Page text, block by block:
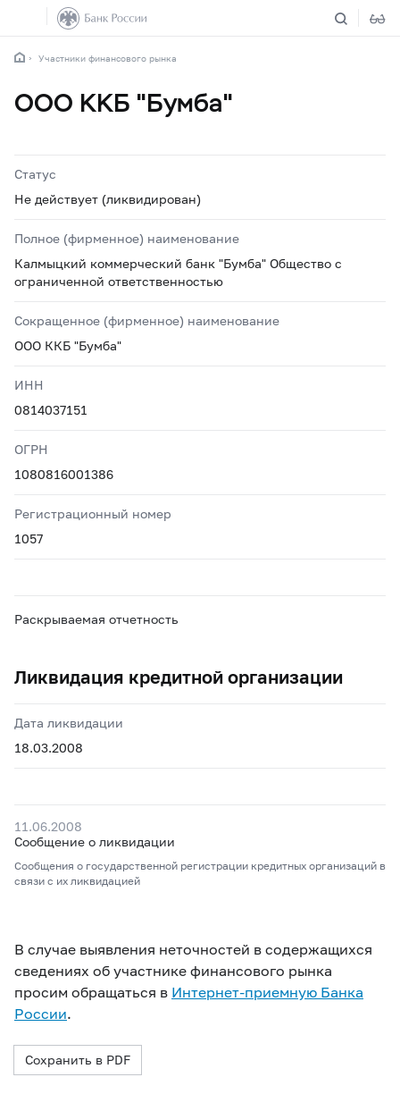
Участники финансового рынка
ООО ККБ "Бумба"
Статус
Не действует (ликвидирован)
Полное (фирменное) наименование
Калмыцкий коммерческий банк "Бумба" Общество с
ограниченной ответственностью
Сокращенное (фирменное) наименование
ООО ККБ "Бумба"
ИНН
0814037151
ОГРН
1080816001386
Регистрационный номер
1057
Раскрываемая отчетность
Ликвидация кредитной организации
Дата ликвидации
18.03.2008
11.06.2008
Сообщение о ликвидации
Сообщения о государственной регистрации кредитных организаций в
связи с их ликвидацией
В случае выявления неточностей в содержащихся
сведениях об участнике финансового рынка
просим обращаться в Интернет-приемную Банка
России.
Сохранить в PDF